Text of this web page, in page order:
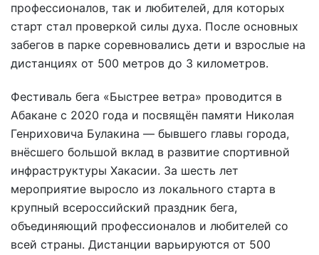
профессионалов, так и любителей, для которых
старт стал проверкой силы духа. После основных
забегов в парке соревновались дети и взрослые на
дистанциях от 500 метров до 3 километров.
Фестиваль бега «Быстрее ветра» проводится в
Абакане с 2020 года и посвящён памяти Николая
Генриховича Булакина — бывшего главы города,
внёсшего большой вклад в развитие спортивной
инфраструктуры Хакасии. За шесть лет
мероприятие выросло из локального старта в
крупный всероссийский праздник бега,
объединяющий профессионалов и любителей со
всей страны. Дистанции варьируются от 500